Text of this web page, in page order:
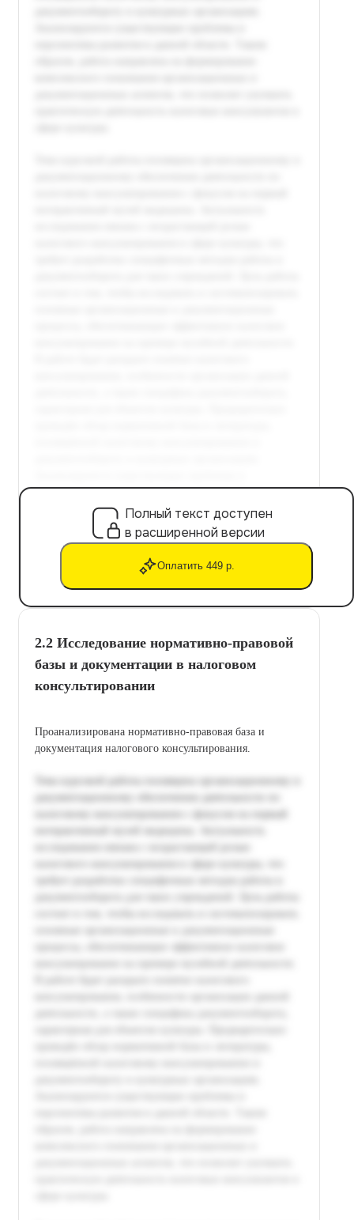
Полный текст доступен
в расширенной версии
Оплатить 449 р.
2.2 Исследование нормативно-правовой
базы и документации в налоговом
консультировании
Проанализирована нормативно-правовая база и
документация налогового консультирования.